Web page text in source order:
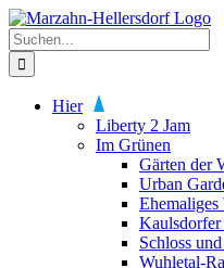
Zum
Inhalt
springen
Suche
nach:
Hier
Liberty 2 Jam
Im Grünen
Gärten der
Urban
Kaulsdorfer
Schloss
Wuhletal-